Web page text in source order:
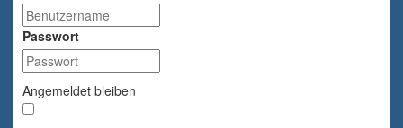
Passwort
Angemeldet bleiben